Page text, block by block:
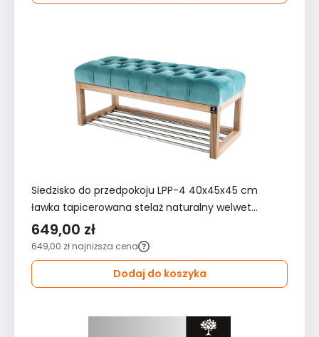
Siedzisko do przedpokoju LPP-4 40x45x45 cm
ławka tapicerowana stelaż naturalny welwet
miętowy
649,00 zł
649,00 zł najniższa cena
Dodaj do koszyka